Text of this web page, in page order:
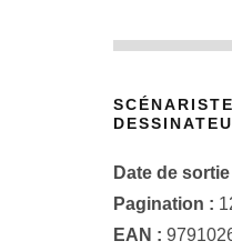
Date de sortie
Pagination :
EAN :